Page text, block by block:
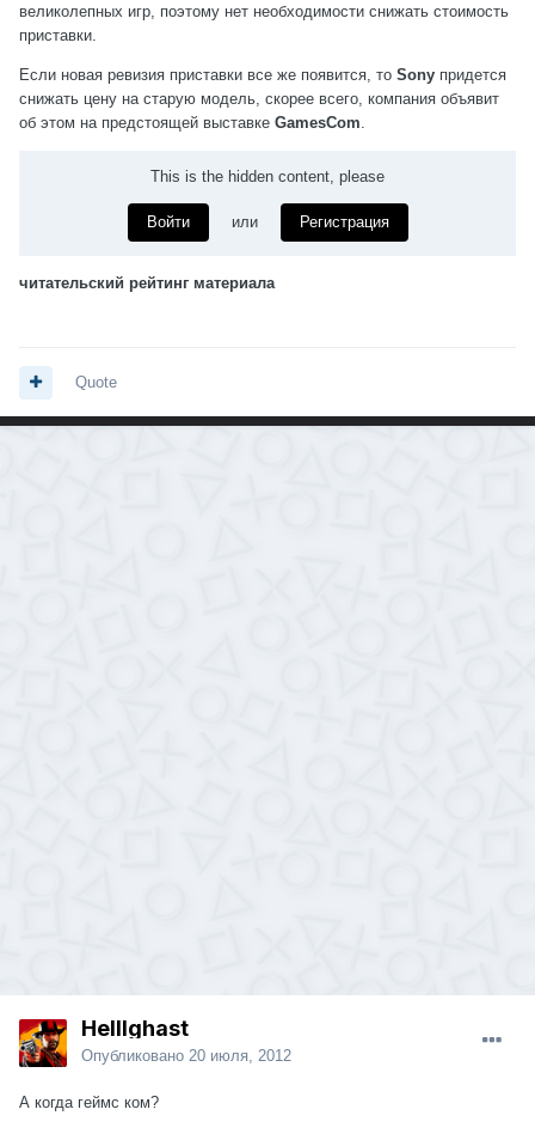
великолепных игр, поэтому нет необходимости снижать стоимость
приставки.
Если новая ревизия приставки все же появится, то Sony придется
снижать цену на старую модель, скорее всего, компания объявит
об этом на предстоящей выставке GamesCom.
This is the hidden content, please
Войти или Регистрация
читательский рейтинг материала
Quote
Helllghast
Опубликовано 20 июля, 2012
А когда геймс ком?